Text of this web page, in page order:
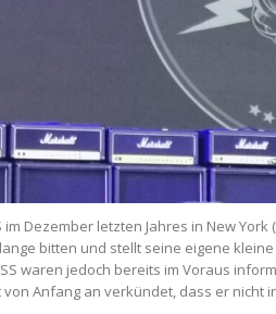
im Dezember letzten Jahres in New
bitten und stellt seine eigene
waren jedoch bereits im Voraus
von Anfang an verkündet, dass er nicht